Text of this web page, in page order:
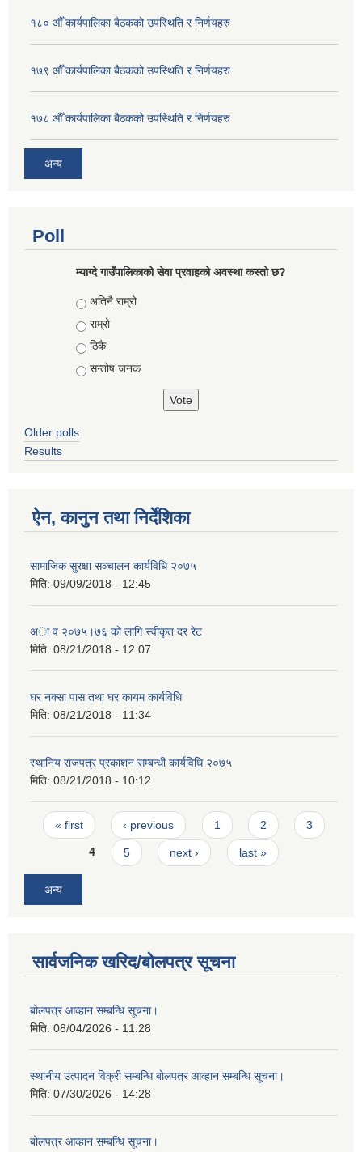
१८० औँ कार्यपालिका बैठकको उपस्थिति र निर्णयहरु
१७९ औँ कार्यपालिका बैठकको उपस्थिति र निर्णयहरु
१७८ औँ कार्यपालिका बैठकको उपस्थिति र निर्णयहरु
अन्य
Poll
म्याग्दे गाउँपालिकाको सेवा प्रवाहको अवस्था कस्तो छ?
Choices
अतिनै राम्रो
राम्रो
ठिकै
सन्तोष जनक
Older polls
Results
ऐन, कानुन तथा निर्देशिका
सामाजिक सुरक्षा सञ्चालन कार्यविधि २०७५
मिति: 09/09/2018 - 12:45
अा‍ व २०७५।७६ काे लागि स्वीकृत दर रेट
मिति: 08/21/2018 - 12:07
घर नक्सा पास तथा घर कायम कार्यविधि
मिति: 08/21/2018 - 11:34
स्थानिय राजपत्र प्रकाशन सम्बन्धी कार्यविधि २०७५
मिति: 08/21/2018 - 10:12
Pages
« first ‹ previous 1 2 3
4 5 next › last »
अन्य
सार्वजनिक खरिद/बोलपत्र सूचना
बोलपत्र आव्हान सम्बन्धि सूचना।
मिति: 08/04/2026 - 11:28
स्थानीय उत्पादन विक्री सम्बन्धि बोलपत्र आव्हान सम्बन्धि सूचना।
मिति: 07/30/2026 - 14:28
बोलपत्र आव्हान सम्बन्धि सूचना।